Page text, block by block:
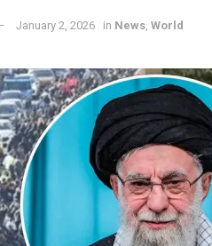
January 2, 2026 in News World